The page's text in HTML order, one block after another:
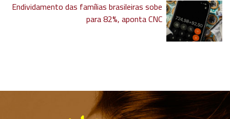
Endividamento das famílias brasileiras sobe
para 82%, aponta CNC